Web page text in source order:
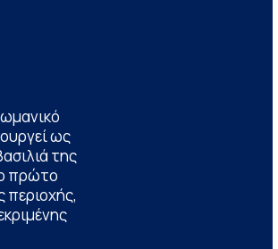
ως
της
πρώτο
περιοχής,